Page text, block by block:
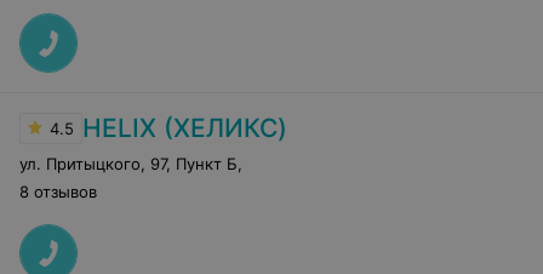
4.5 HELIX (ХЕЛИКС)
ул. Притыцкого, 97, Пункт Б
8 отзывов